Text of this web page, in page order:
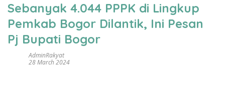
Sebanyak 4.044 PPPK di Lingkup
Pemkab Bogor Dilantik, Ini Pesan
Pj Bupati Bogor
AdminRakyat
28 March 2024